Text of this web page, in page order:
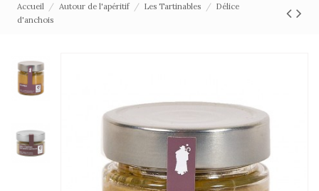
Accueil Autour de l'apéritif Les Tartinables
Délice
d'anchois